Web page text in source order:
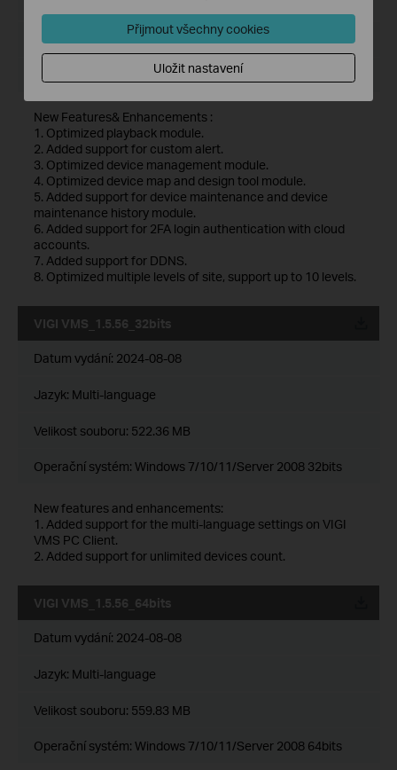
Velikost souboru: 530.77 MB
Operační systém: Windows 7/10/11/Server 2008 64bits
New Features& Enhancements :
1. Optimized playback module.
2. Added support for custom alert.
3. Optimized device management module.
4. Optimized device map and design tool module.
5. Added support for device maintenance and device
maintenance history module.
6. Added support for 2FA login authentication with cloud
accounts.
7. Added support for DDNS.
8. Optimized multiple levels of site, support up to 10 levels.
VIGI VMS_1.5.56_32bits
Datum vydání: 2024-08-08
Jazyk: Multi-language
Velikost souboru: 522.36 MB
Operační systém: Windows 7/10/11/Server 2008 32bits
New features and enhancements:
1. Added support for the multi-language settings on VIGI
VMS PC Client.
2. Added support for unlimited devices count.
VIGI VMS_1.5.56_64bits
Datum vydání: 2024-08-08
Jazyk: Multi-language
Velikost souboru: 559.83 MB
Operační systém: Windows 7/10/11/Server 2008 64bits
Přijmout všechny cookies
Uložit nastavení